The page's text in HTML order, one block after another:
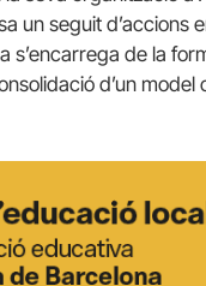
un seguit d’accions
s’encarrega de la
d’un